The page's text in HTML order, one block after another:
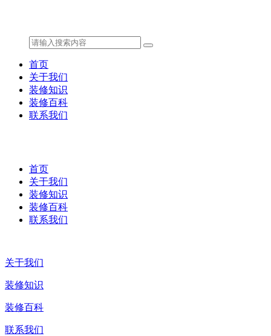
首页
关于我们
装修知识
装修百科
联系我们
首页
关于我们
装修知识
装修百科
联系我们
关于我们
装修知识
装修百科
联系我们